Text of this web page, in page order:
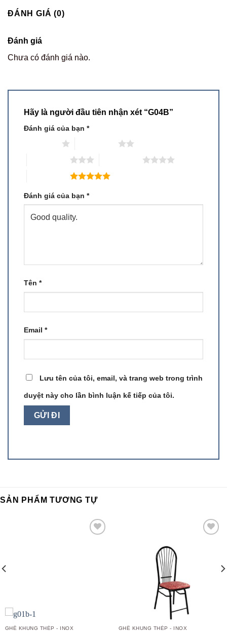
ĐÁNH GIÁ (0)
Đánh giá
Chưa có đánh giá nào.
Hãy là người đầu tiên nhận xét “G04B”
Đánh giá của bạn *
Đánh giá của bạn *
Tên *
Email *
Lưu tên của tôi, email, và trang web trong trình
duyệt này cho lần bình luận kế tiếp của tôi.
SẢN PHẨM TƯƠNG TỰ
GHẾ KHUNG THÉP - INOX GHẾ KHUNG THÉP - INOX